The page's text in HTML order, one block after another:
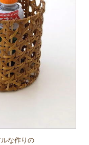
な作りの